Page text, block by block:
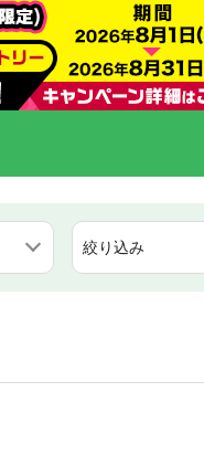
絞り込み